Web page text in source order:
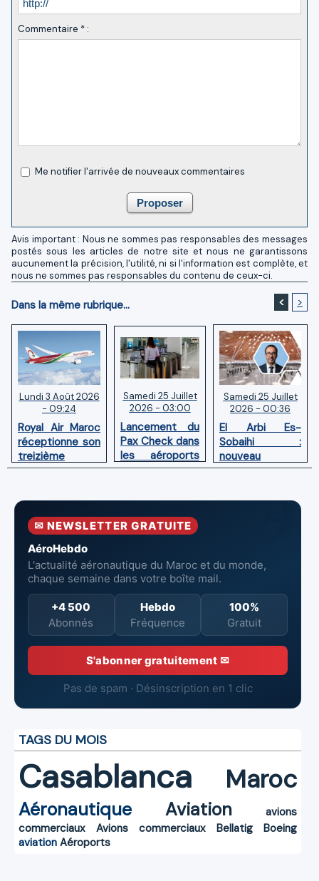
Commentaire * :
Me notifier l'arrivée de nouveaux commentaires
Avis important : Nous ne sommes pas responsables des messages
postés sous les articles de notre site et nous ne garantissons
aucunement la précision, l'utilité, ni si l'information est complète, et
nous ne sommes pas responsables du contenu de ceux-ci.
Dans la même rubrique... < >
Lundi 3 Août 2026
- 09:24
Royal Air Maroc
réceptionne son
treizième
Boeing 787
Samedi 25 Juillet
2026 - 03:00
Lancement du
Pax Check dans
les aéroports
du Maroc
Samedi 25 Juillet
2026 - 00:36
El Arbi Es-
Sobaihi :
nouveau
directeur à la
l’Aéroport
Mohammed V
✉ NEWSLETTER GRATUITE
AéroHebdo
L'actualité aéronautique du Maroc et du monde,
chaque semaine dans votre boîte mail.
+4 500
Abonnés
Hebdo
Fréquence
100%
Gratuit
S'abonner gratuitement ✉
Pas de spam · Désinscription en 1 clic
TAGS DU MOIS
Casablanca Maroc
Aéronautique Aviation
avions
commerciaux
Avions commerciaux Bellatig
Boeing
aviation Aéroports